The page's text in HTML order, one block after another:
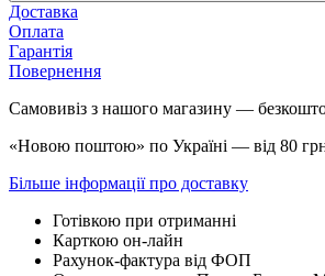
Доставка
Оплата
Гарантія
Повернення
Самовивіз з нашого магазину —
«Новою поштою» по Україні — від 80
Більше інформації про доставку
Готівкою при отриманні
Карткою он-лайн
Рахунок-фактура від ФОП